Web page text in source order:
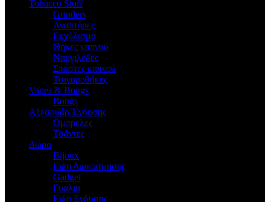
Tobacco Stuff
Grinders
Αναπτήρες
Εκχύλισμα
Θήκες καπνού
Ναργιλέδες
Σπάστες καπνού
Τσιγαροθήκες
Vapes & Bongs
Bongs
Αξεσουάρ Ένδυσης
Oμπρελες
Τσάντες
Δώρα
Bijoux
Eιδη Διακοσμησης
Gadget
Γυαλια
Ειδη Ενδυσης